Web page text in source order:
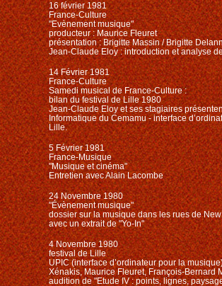
16 février 1981
France-Culture
"Evènement musique"
producteur : Maurice Fleuret
présentation : Brigitte Massin / Brigitte
Jean-Claude Eloy : introduction et analyse
14 Février 1981
France-Culture
Samedi musical de France-Culture :
bilan du festival de Lille 1980
Jean-Claude Eloy et ses stagiaires
Informatique du Cemamu - interface
Lille.
5 Février 1981
France-Musique
"Musique et cinéma"
Entretien avec Alain Lacombe
24 Novembre 1980
"Évènement musique"
dossier sur la musique dans les rues de New
avec un extrait de "Yo-In"
4 Novembre 1980
festival de Lille
UPIC (interface d’ordinateur pour la
Xénakis, Maurice Fleuret, François-Bernard
audition de "Etude IV : points, lignes,